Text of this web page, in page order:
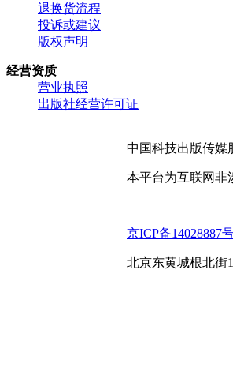
退换货流程
投诉或建议
版权声明
经营资质
营业执照
出版社经营许可证
中国科技出版传
本平台为互联网非
京ICP备14028887
北京东黄城根北街